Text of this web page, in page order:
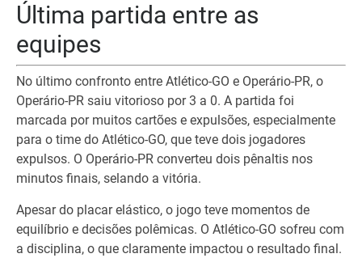
Última partida entre as
equipes
No último confronto entre Atlético-GO e Operário-PR, o
Operário-PR saiu vitorioso por 3 a 0. A partida foi
marcada por muitos cartões e expulsões, especialmente
para o time do Atlético-GO, que teve dois jogadores
expulsos. O Operário-PR converteu dois pênaltis nos
minutos finais, selando a vitória.
Apesar do placar elástico, o jogo teve momentos de
equilíbrio e decisões polêmicas. O Atlético-GO sofreu com
a disciplina, o que claramente impactou o resultado final.